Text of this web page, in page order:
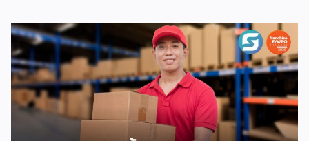
เกษตรแปรรูปมูลค่าสูงที่มีศักยภาพโดดเด่นในตลาดโลก ปัจจัยขับ
เคลื่อนสำคัญมาจากพฤติกรรมผู้บริโภคทั่วโลกที่ให้ความสำคัญกับ
การดูแลสัตว์เลี้ยงเสมือนสมาชิกในครอบครัว (Pet
Humanization) ส่งผลให้ความต้องการอาหารสัตว์เลี้ยงที่มี
คุณภาพ ปลอดภัย มีคุณค่าทางโภชนาการสูง และตอบโจทย์
สุขภาพเฉพาะด้านเพิ่มสูงขึ้นตามไปด้วย ความแข็งแกร่งของ
อุตสาหกรรมนี้สะท้อนผ่านตัวเลขการส่งออกอย่างชัดเจน โดยในปี
2568 ไทยส่งออกอาหารสัตว์เลี้ยงมูลค่ารวมสูงถึง 3,276.26